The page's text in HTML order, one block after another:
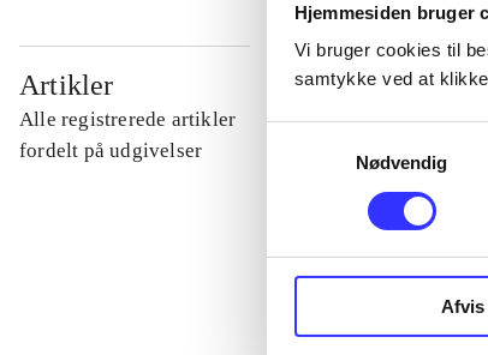
Hjemmesiden bruger
Vi bruger cookies til
samtykke ved at
Nødvendig
Afvis
Artikler
Alle registrerede artikler
fordelt på udgivelser
...